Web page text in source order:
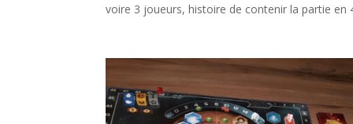
voire 3 joueurs, histoire de contenir la partie en